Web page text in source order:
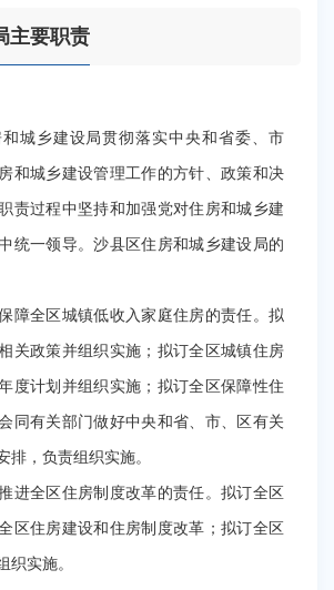
主要职责
乡建设局贯彻落实中央和省委、市
和城乡建设管理工作的方针、政策和决
责过程中坚持和加强党对住房和城乡建
统一领导。沙县区住房和城乡建设局的
全区城镇低收入家庭住房的责任。拟
关政策并组织实施；拟订全区城镇住房
度计划并组织实施；拟订全区保障性住
同有关部门做好中央和省、市、区有关
排，负责组织实施。
全区住房制度改革的责任。拟订全区
区住房建设和住房制度改革；拟订全区
织实施。